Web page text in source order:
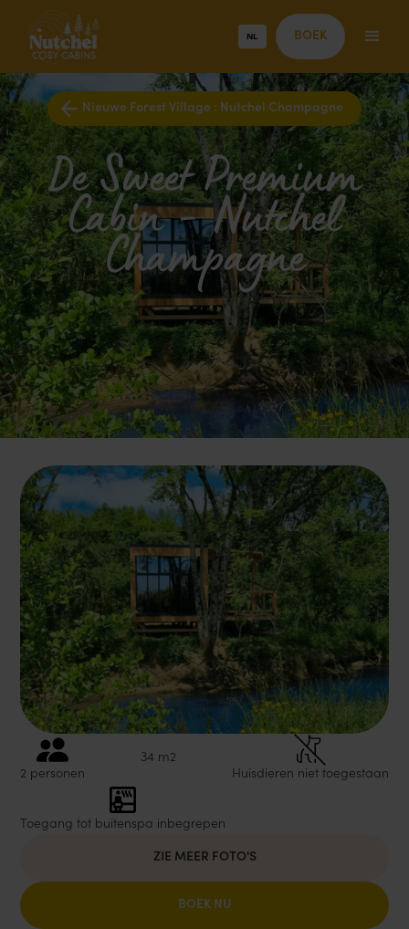
NL BOEK
De Sweet Premium
Cabin - Nutchel
Champagne
Nieuwe Forest Village : Nutchel Champagne
2 personen
34 m2
Huisdieren niet toegestaan
Toegang tot buitenspa inbegrepen
ZIE MEER FOTO'S
BOEK NU